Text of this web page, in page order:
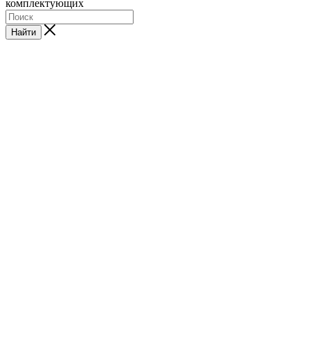
комплектующих
Найти